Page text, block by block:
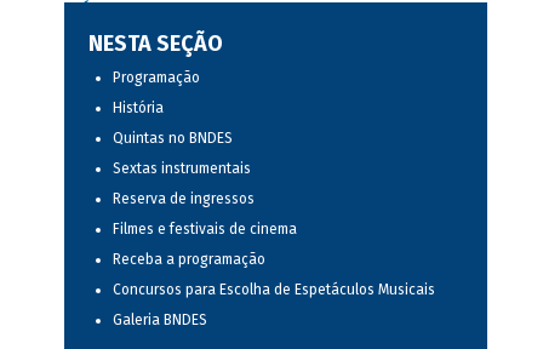
NESTA SEÇÃO
Programação
História
Quintas no BNDES
Sextas instrumentais
Reserva de ingressos
Filmes e festivais de cinema
Receba a programação
Concursos para Escolha de Espetáculos Musicais
Galeria BNDES